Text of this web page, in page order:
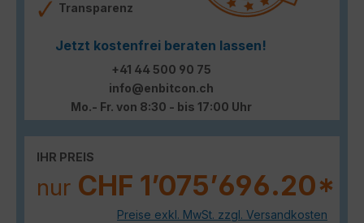
Transparenz
Jetzt kostenfrei beraten lassen!
+41 44 500 90 75
info@enbitcon.ch
Mo.- Fr. von 8:30 - bis 17:00 Uhr
IHR PREIS
nur CHF 1’075’696.20*
Preise exkl. MwSt. zzgl. Versandkosten